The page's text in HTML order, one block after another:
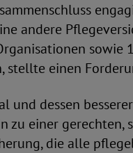
andere
stellte einen
und dessen
zu einer gerechten,
die alle